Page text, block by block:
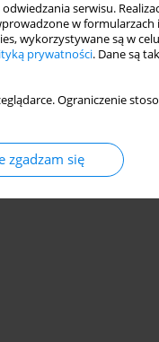
serwisu.
w
wykorzystywane są w
prywatności. Dane są
Ograniczenie
zgadzam się